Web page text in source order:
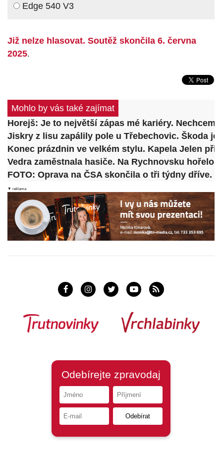
Edge 540 V3
Již nelze hlasovat. Soutěž skončila 6. června
2025.
Mohlo by vás také zajímat
Horejš: Je to největší zápas mé kariéry.
Jiskry z lisu zapálily pole u Třebechovic. Škoda je
Konec prázdnin ve velkém stylu. Kapela Jelen
Vedra zaměstnala hasiče. Na Rychnovsku hořelo
FOTO: Oprava na ČSA skončila o tři týdny dříve.
▼ reklama